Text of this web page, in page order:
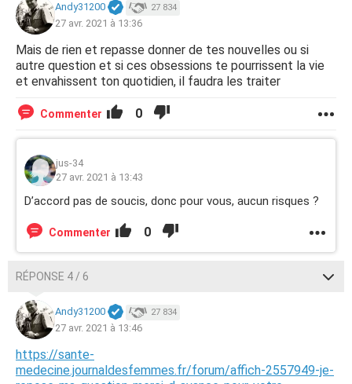
Andy31200 27 834
27 avr. 2021 à 13:36
Mais de rien et repasse donner de tes nouvelles ou si
autre question et si ces obsessions te pourrissent la vie
et envahissent ton quotidien, il faudra les traiter
Commenter 0
jus-34
27 avr. 2021 à 13:43
D’accord pas de soucis, donc pour vous, aucun risques ?
Commenter 0
RÉPONSE 4 / 6
Andy31200 27 834
27 avr. 2021 à 13:46
https://sante-
medecine.journaldesfemmes.fr/forum/affich-2557949-je-